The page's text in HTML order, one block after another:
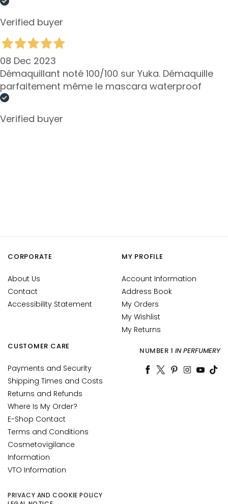
p
C
o
n
t
o
u
N
g
c
h
e
t
-
a
g
e
H
y
d
r
a
i
Verified buyer
08 Dec 2023
Démaquillant noté 100/100 sur Yuka. Démaquille
parfaitement même le mascara waterproof
Verified buyer
CORPORATE
About Us
Contact
Accessibility Statement
CUSTOMER CARE
Payments and Security
Shipping Times and Costs
Returns and Refunds
Where Is My Order?
E-Shop Contact
Terms and Conditions
Cosmetovigilance
Information
VTO Information
PRIVACY AND COOKIE POLICY
MY PROFILE
Account Information
Address Book
My Orders
My Wishlist
My Returns
NUMBER 1 IN PERFUMERY